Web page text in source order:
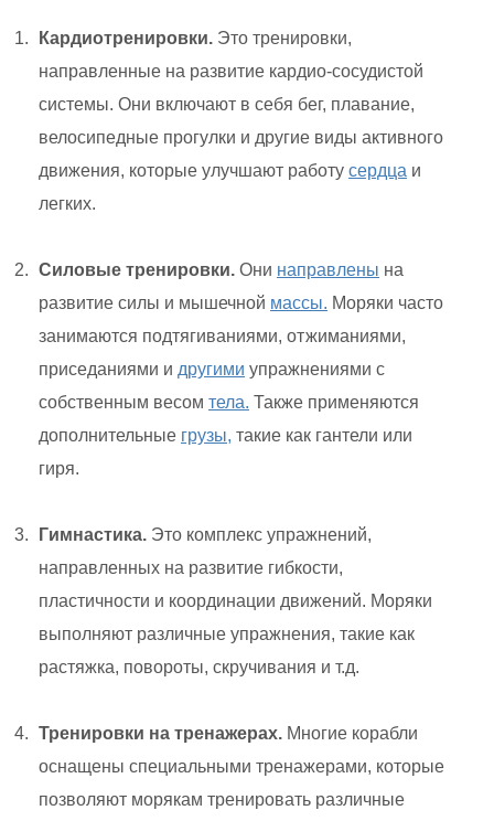
Кардиотренировки. Это тренировки,
направленные на развитие кардио-сосудистой
системы. Они включают в себя бег, плавание,
велосипедные прогулки и другие виды активного
движения, которые улучшают работу сердца и
легких.
Силовые тренировки. Они направлены на
развитие силы и мышечной массы. Моряки часто
занимаются подтягиваниями, отжиманиями,
приседаниями и другими упражнениями с
собственным весом тела. Также применяются
дополнительные грузы, такие как гантели или
гиря.
Гимнастика. Это комплекс упражнений,
направленных на развитие гибкости,
пластичности и координации движений. Моряки
выполняют различные упражнения, такие как
растяжка, повороты, скручивания и т.д.
Тренировки на тренажерах. Многие корабли
оснащены специальными тренажерами, которые
позволяют морякам тренировать различные